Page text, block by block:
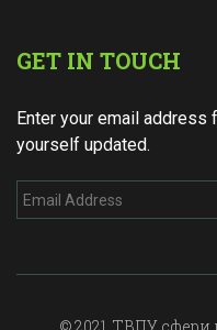
GET IN TOUCH
Enter your email
yourself updated.